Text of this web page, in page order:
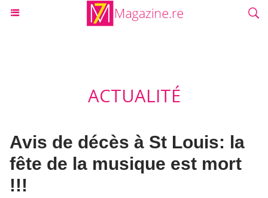
ACTUALITÉ
Avis de décès à St Louis: la
fête de la musique est mort
!!!